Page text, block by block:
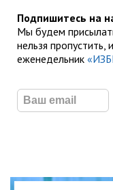
Подпишитесь на
Мы будем
нельзя пропустить,
еженедельник